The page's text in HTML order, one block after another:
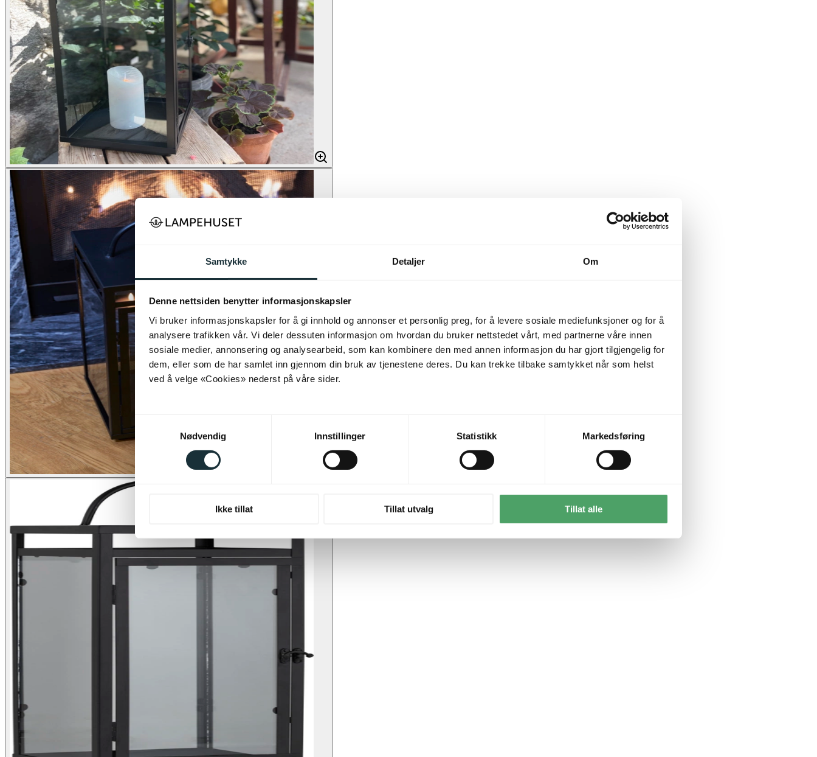
Samtykke Detaljer Om
Denne nettsiden benytter informasjonskapsler
Vi bruker informasjonskapsler for å gi innhold og annonser et personlig preg, for å levere sosiale mediefunksjoner og for å
analysere trafikken vår. Vi deler dessuten informasjon om hvordan du bruker nettstedet vårt, med partnerne våre innen
sosiale medier, annonsering og analysearbeid, som kan kombinere den med annen informasjon du har gjort tilgjengelig for
dem, eller som de har samlet inn gjennom din bruk av tjenestene deres. Du kan trekke tilbake samtykket når som helst
ved å velge «Cookies» nederst på våre sider.
Nødvendig
Innstillinger Statistikk Markedsføring
Ikke tillat Tillat utvalg Tillat alle